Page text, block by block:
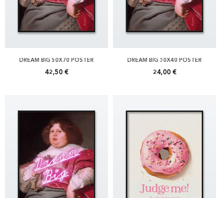
DREAM BIG 50X70 POSTER
42,50 €
DREAM BIG 30X40 POSTER
24,00 €